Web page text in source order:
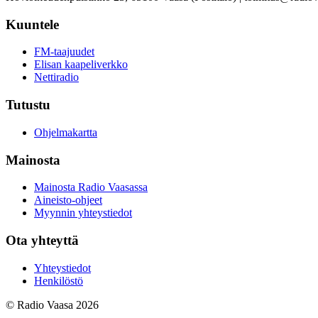
Kuuntele
FM-taajuudet
Elisan kaapeliverkko
Nettiradio
Tutustu
Ohjelmakartta
Mainosta
Mainosta Radio Vaasassa
Aineisto-ohjeet
Myynnin yhteystiedot
Ota yhteyttä
Yhteystiedot
Henkilöstö
© Radio Vaasa 2026